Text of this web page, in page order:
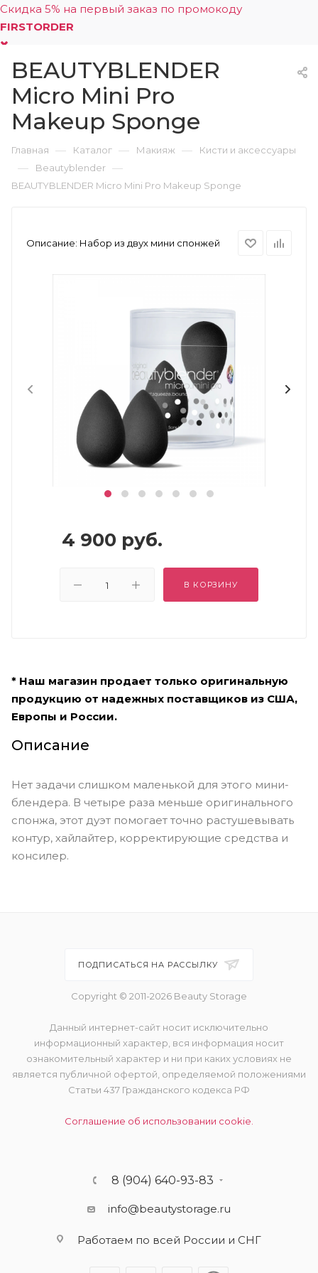
Скидка 5% на первый заказ по промокоду
FIRSTORDER
0
BEAUTYBLENDER
Micro Mini Pro
Makeup Sponge
Главная — Каталог — Макияж — Кисти и аксессуары
— Beautyblender —
BEAUTYBLENDER Micro Mini Pro Makeup Sponge
Описание: Набор из двух мини спонжей
4 900 руб.
В КОРЗИНУ
* Наш магазин продает только оригинальную
продукцию от надежных поставщиков из США,
Европы и России.
Описание
Нет задачи слишком маленькой для этого мини-
блендера. В четыре раза меньше оригинального
спонжа, этот дуэт помогает точно растушевывать
контур, хайлайтер, корректирующие средства и
консилер.
ПОДПИСАТЬСЯ НА РАССЫЛКУ
Copyright © 2011-2026 Beauty Storage
Данный интернет-сайт носит исключительно
информационный характер, вся информация носит
ознакомительный характер и ни при каких условиях не
является публичной офертой, определяемой положениями
Статьи 437 Гражданского кодекса РФ
Соглашение об использовании cookie.
8 (904) 640-93-83
info@beautystorage.ru
Работаем по всей России и СНГ